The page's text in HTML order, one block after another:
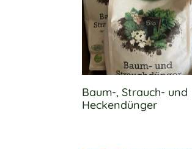
Baum-, Strauch- und
Heckendünger